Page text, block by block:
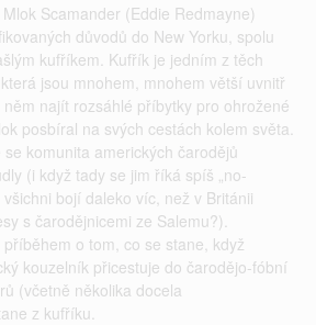
Scamander (Eddie Redmayne)
důvodů do New Yorku, spolu
kufříkem. Kufřík je jedním z těch
jsou mnohem, mnohem větší uvnitř
najít rozsáhlé příbytky pro ohrožené
posbíral na svých cestách kolem světa.
komunita amerických čarodějů
(i když tady se jim říká spíš „no-
bojí daleko víc, než v Británii
s čarodějnicemi ze Salemu?).
o tom, co se stane, když
kouzelník přicestuje do čarodějo-fóbní
(včetně několika docela
z kufříku.